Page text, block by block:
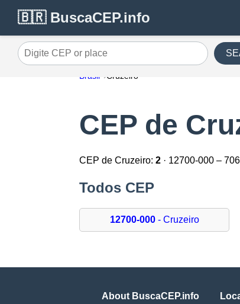
🇧🇷 BuscaCEP.info
Digite CEP or place
Brasil Cruzeiro
CEP de
CEP de Cruzeiro:2 · 12700-000 –
Todos CEP
12700-000- Cruzeiro
About BuscaCEP.info